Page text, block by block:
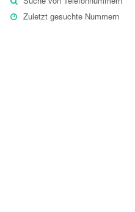
Zuletzt gesuchte Nummern